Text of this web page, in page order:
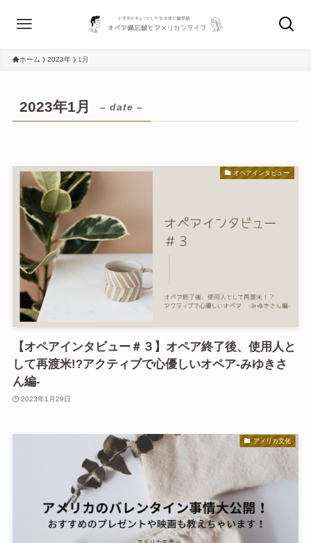
ホーム 2023年 1月
2023年1月 – date –
オペアインタビュー
【オペアインタビュー＃３】オペア終了後、使用人と
して再渡米!?アクティブで心優しいオペア-みゆきさ
ん編-
2023年1月29日
アメリカ文化